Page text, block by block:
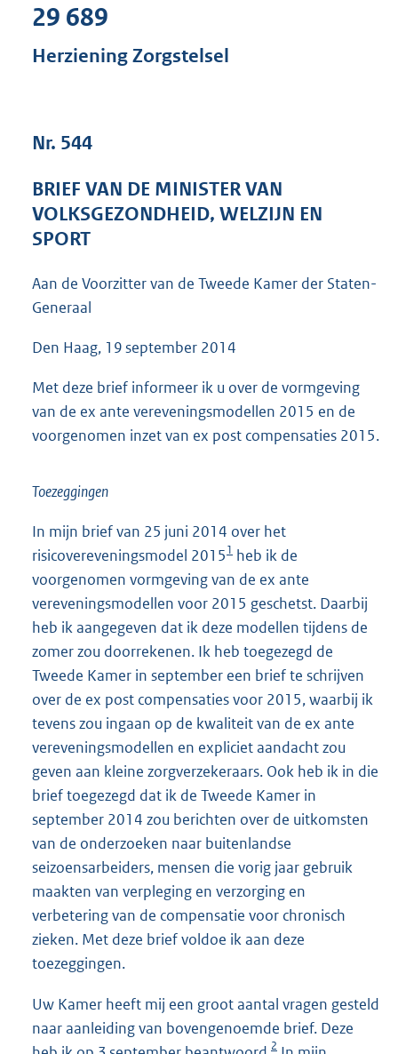
e
:
b
29 689
Herziening Zorgstelsel
Nr. 544
BRIEF VAN DE MINISTER VAN
VOLKSGEZONDHEID, WELZIJN EN
SPORT
Aan de Voorzitter van de Tweede Kamer der Staten-
Generaal
Den Haag, 19 september 2014
Met deze brief informeer ik u over de vormgeving
van de ex ante vereveningsmodellen 2015 en de
voorgenomen inzet van ex post compensaties 2015.
Toezeggingen
In mijn brief van 25 juni 2014 over het
risicovereveningsmodel 20151 heb ik de
voorgenomen vormgeving van de ex ante
vereveningsmodellen voor 2015 geschetst. Daarbij
heb ik aangegeven dat ik deze modellen tijdens de
zomer zou doorrekenen. Ik heb toegezegd de
Tweede Kamer in september een brief te schrijven
over de ex post compensaties voor 2015, waarbij ik
tevens zou ingaan op de kwaliteit van de ex ante
vereveningsmodellen en expliciet aandacht zou
geven aan kleine zorgverzekeraars. Ook heb ik in die
brief toegezegd dat ik de Tweede Kamer in
september 2014 zou berichten over de uitkomsten
van de onderzoeken naar buitenlandse
seizoensarbeiders, mensen die vorig jaar gebruik
maakten van verpleging en verzorging en
verbetering van de compensatie voor chronisch
zieken. Met deze brief voldoe ik aan deze
toezeggingen.
Uw Kamer heeft mij een groot aantal vragen gesteld
naar aanleiding van bovengenoemde brief. Deze
2